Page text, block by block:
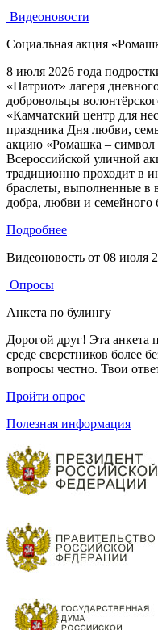
Видеоновости
Социальная акция
8 июля 2026 года
«Патриот» лагеря
добровольцы
«Камчатский центр для
праздника Дня любви,
акцию «Ромашка – символ
Всероссийской уличной
традиционно проходит в
браслеты, выполненные в
добра, любви и семейного
Подробнее
Видеоновость от 08 июля
Опросы
Анкета по булингу
Дорогой друг! Эта анкета
среде сверстников более
вопросы честно. Твои
Пройти опрос
Полезная информация